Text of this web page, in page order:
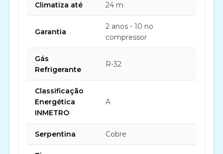
Climatiza até 24 m
Garantia
2 anos - 10 no
compressor
Gás
Refrigerante
R-32
Classificação
Energética
INMETRO
A
Serpentina Cobre